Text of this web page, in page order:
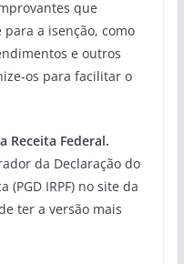
que
a isenção, como
e outros
os para facilitar o
Receita Federal.
da Declaração do
(PGD IRPF) no site da
ter a versão mais